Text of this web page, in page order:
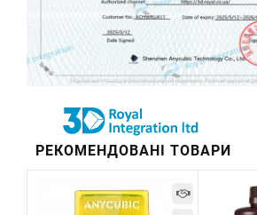
РЕКОМЕНДОВАНІ ТОВАРИ